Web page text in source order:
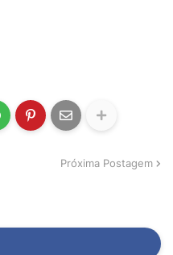
Próxima Postagem